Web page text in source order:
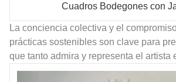
Cuadros Bodegones con
La conciencia colectiva y el
prácticas sostenibles son clave para
que tanto admira y representa el artista